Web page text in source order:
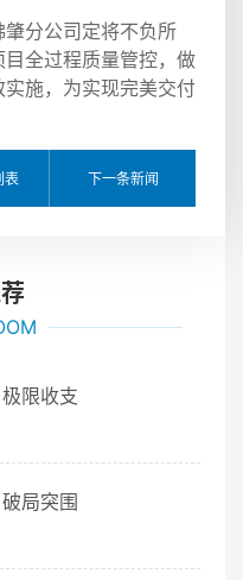
分公司定将不负所
全过程质量管控，做
施，为实现完美交付
表 下一条新闻
限收支
局突围